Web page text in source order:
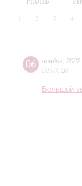
2 3 4
06 ноября 2022
20:00 Вс
Большой